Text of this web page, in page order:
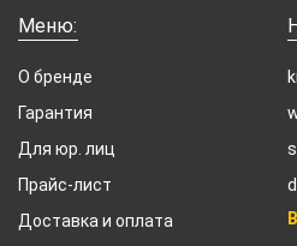
Меню:
О бренде
Гарантия
Для юр. лиц
Прайс-лист
Доставка и оплата